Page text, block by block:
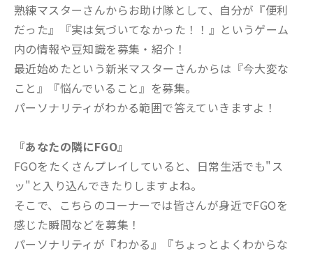
熟練マスターさんからお助け隊として、自分が『便利
だった』『実は気づいてなかった！！』というゲーム
内の情報や豆知識を募集・紹介！
最近始めたという新米マスターさんからは『今大変な
こと』『悩んでいること』を募集。
パーソナリティがわかる範囲で答えていきますよ！
『あなたの隣にFGO』
FGOをたくさんプレイしていると、日常生活でも"ス
ッ"と入り込んできたりしますよね。
そこで、こちらのコーナーでは皆さんが身近でFGOを
感じた瞬間などを募集！
パーソナリティが『わかる』『ちょっとよくわからな